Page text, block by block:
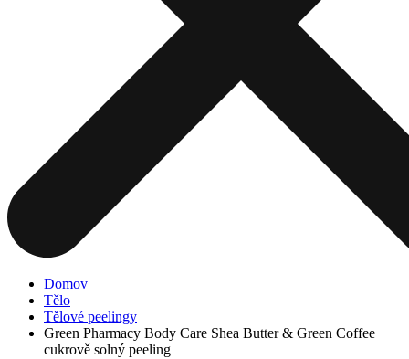
Domov
Tělo
Tělové peelingy
Green Pharmacy Body Care Shea Butter & Green Coffee
cukrově solný peeling